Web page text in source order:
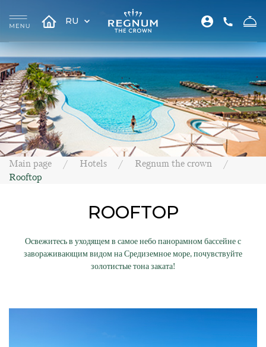
RU
Main page Hotels
Regnum the crown
Rooftop
ROOFTOP
Освежитесь в уходящем в самое небо панорамном бассейне с
завораживающим видом на Средиземное море, почувствуйте
золотистые тона заката!